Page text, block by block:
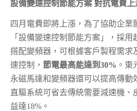
設備變速控制節能方案 對抗電費
四月電費即將上漲，為了協助企業
「設備變速控制節能方案」，採用
搭配變頻器，可根據客戶製程需求
速控制， 節電最高能達到30% 。東
永磁馬達和變頻器還可以提高傳動
直驅系統可省去傳統需要減速機、
益達18%。